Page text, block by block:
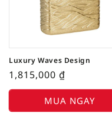
Luxury Waves Design
1,815,000 ₫
MUA NGAY